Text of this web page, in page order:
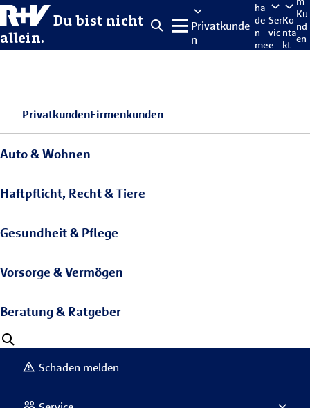
Du bist nicht
allein.
Privatkunde
n
ha
de
n
me
Ser
vic
e
Ko
nta
kt
Ku
nd
en
po
PrivatkundenFirmenkunden
Auto & Wohnen
Haftpflicht, Recht & Tiere
Gesundheit & Pflege
Vorsorge & Vermögen
Beratung & Ratgeber
Schaden melden